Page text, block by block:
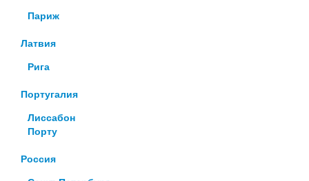
Париж
Латвия
Рига
Португалия
Лиссабон
Порту
Россия